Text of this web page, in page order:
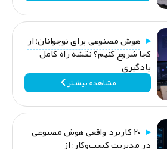
هوش مصنوعی برای نوجوانان؛ از
کجا شروع کنیم؟ نقشه راه کامل
یادگیری
مشاهده بیشتر
۲۰ کاربرد واقعی هوش مصنوعی
در مدیریت کسب‌وکار؛ از